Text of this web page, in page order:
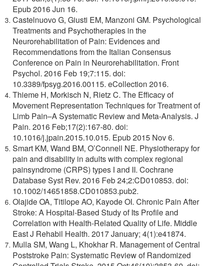
Epub 2016 Jun 16.
Castelnuovo G, Giusti EM, Manzoni GM. Psychological
Treatments and Psychotherapies in the
Neurorehabilitation of Pain: Evidences and
Recommendations from the Italian Consensus
Conference on Pain in Neurorehabilitation. Front
Psychol. 2016 Feb 19;7:115. doi:
10.3389/fpsyg.2016.00115. eCollection 2016.
Thieme H, Morkisch N, Rietz C. The Efficacy of
Movement Representation Techniques for Treatment of
Limb Pain–A Systematic Review and Meta-Analysis. J
Pain. 2016 Feb;17(2):167-80. doi:
10.1016/j.jpain.2015.10.015. Epub 2015 Nov 6.
Smart KM, Wand BM, O’Connell NE. Physiotherapy for
pain and disability in adults with complex regional
painsyndrome (CRPS) types I and II. Cochrane
Database Syst Rev. 2016 Feb 24;2:CD010853. doi:
10.1002/14651858.CD010853.pub2.
Olajide OA, Titilope AO, Kayode OI. Chronic Pain After
Stroke: A Hospital-Based Study of Its Profile and
Correlation with Health-Related Quality of Life. Middle
East J Rehabil Health. 2017 January; 4(1):e41874.
Mulla SM, Wang L, Khokhar R. Management of Central
Poststroke Pain: Systematic Review of Randomized